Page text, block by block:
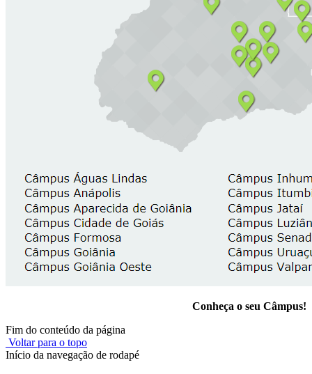
Conheça o seu Câmpus!
Fim do conteúdo da página
Voltar para o topo
Início da navegação de rodapé